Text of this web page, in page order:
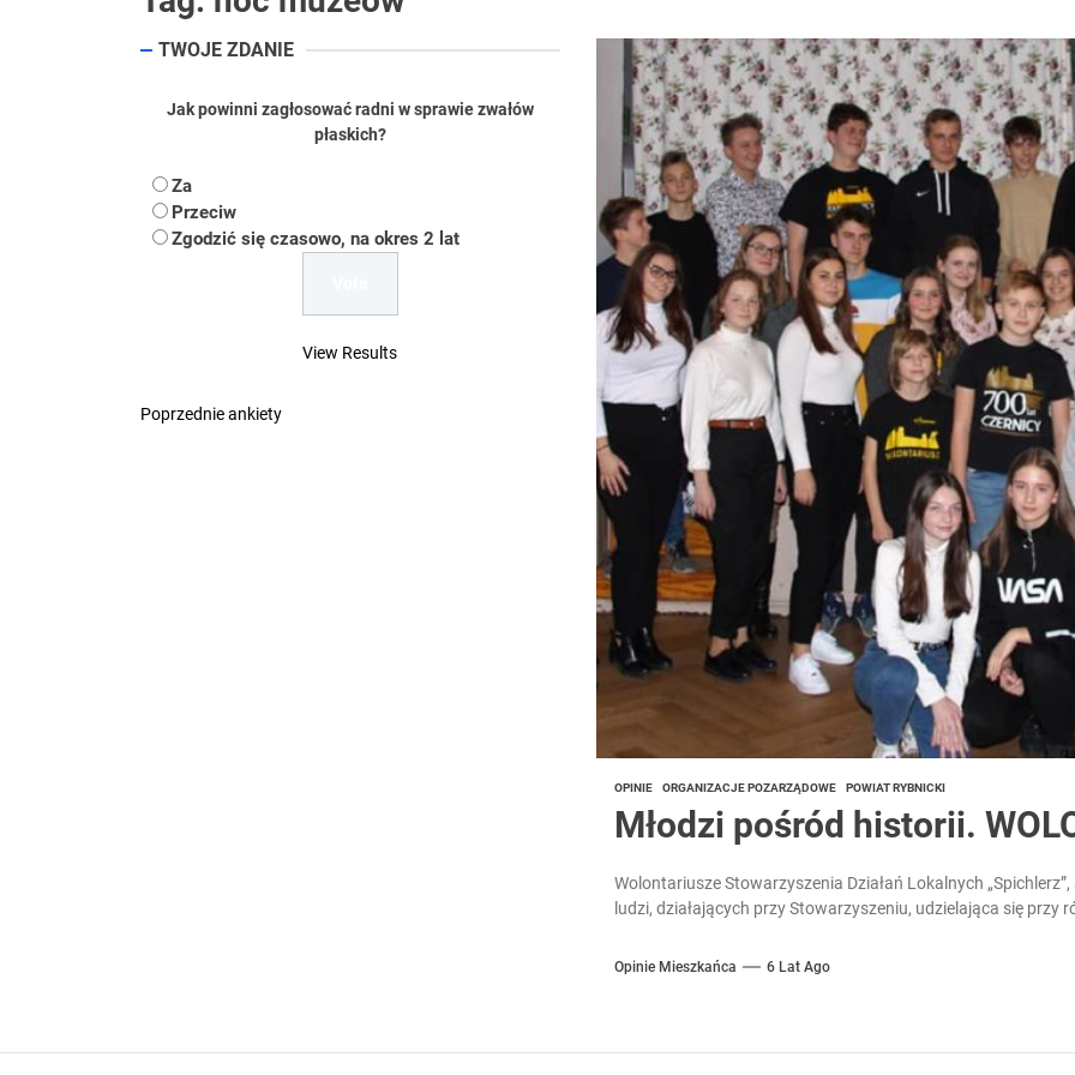
Uwaga Dębieńsko – woda nieprzydatna do spożycia!!!
Ilu mieszkańców ma Rybnik?
Dość komentowania kolejnych afer w ochronie zdrowia — czas zacząć mówić o
OPINIE ORGANIZACJE POZARZĄDOWE POWIAT RYBNICKI
Młodzi pośród historii.
Wolontariusze Stowarzyszenia Działań Lokalnych
ludzi, działających przy Stowarzyszeniu, udzielająca się przy
Opinie Mieszkańca 6 Lat Ago
TWOJE ZDANIE
Jak powinni zagłosować radni w sprawie zwałów
płaskich?
Za
Przeciw
Zgodzić się czasowo, na okres 2 lat
View Results
Poprzednie ankiety